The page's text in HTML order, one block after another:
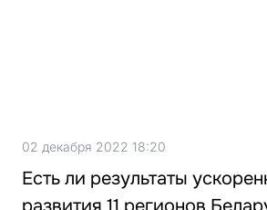
02 декабря 2022 18:20
Есть ли результаты